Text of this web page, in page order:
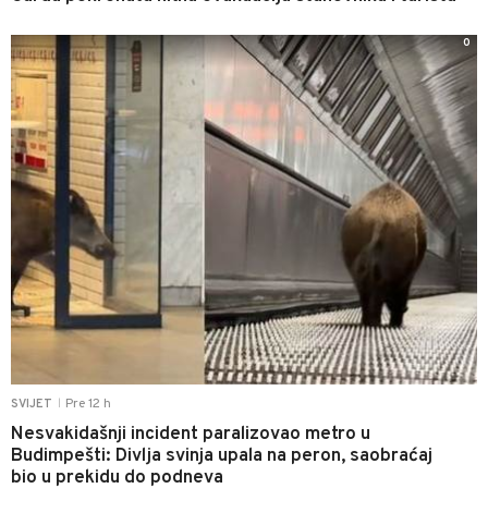
SVIJET Pre 12 h
Nesvakidašnji incident paralizovao metro u
Budimpešti: Divlja svinja upala na peron, saobraćaj
bio u prekidu do podneva
0